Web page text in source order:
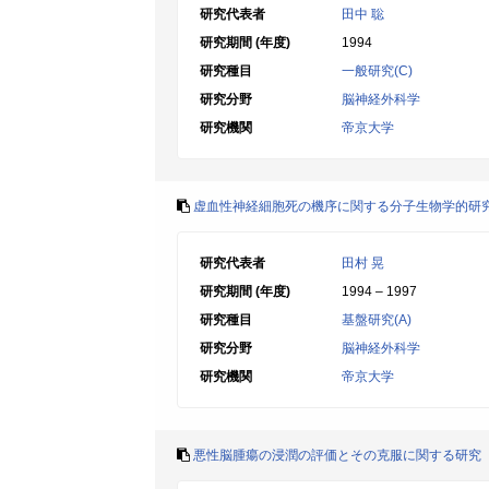
研究代表者
田中 聡
研究期間 (年度)
1994
研究種目
一般研究(C)
研究分野
脳神経外科学
研究機関
帝京大学
虚血性神経細胞死の機序に関する分子生物学的研
研究代表者
田村 晃
研究期間 (年度)
1994 – 1997
研究種目
基盤研究(A)
研究分野
脳神経外科学
研究機関
帝京大学
悪性脳腫瘍の浸潤の評価とその克服に関する研究